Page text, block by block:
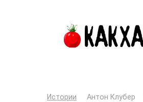
Истории Антон Клубер